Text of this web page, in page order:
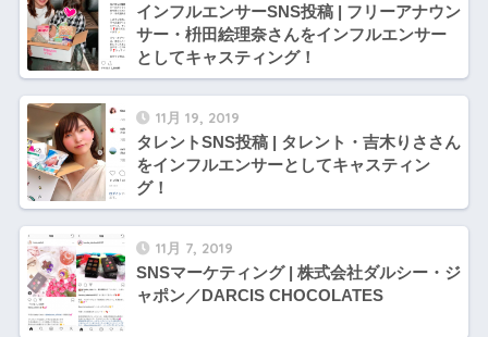
インフルエンサーSNS投稿 | フリーアナウン
サー・枡田絵理奈さんをインフルエンサー
としてキャスティング！
11月 19, 2019
タレントSNS投稿 | タレント・吉木りささん
をインフルエンサーとしてキャスティン
グ！
11月 7, 2019
SNSマーケティング | 株式会社ダルシー・ジ
ャポン／DARCIS CHOCOLATES